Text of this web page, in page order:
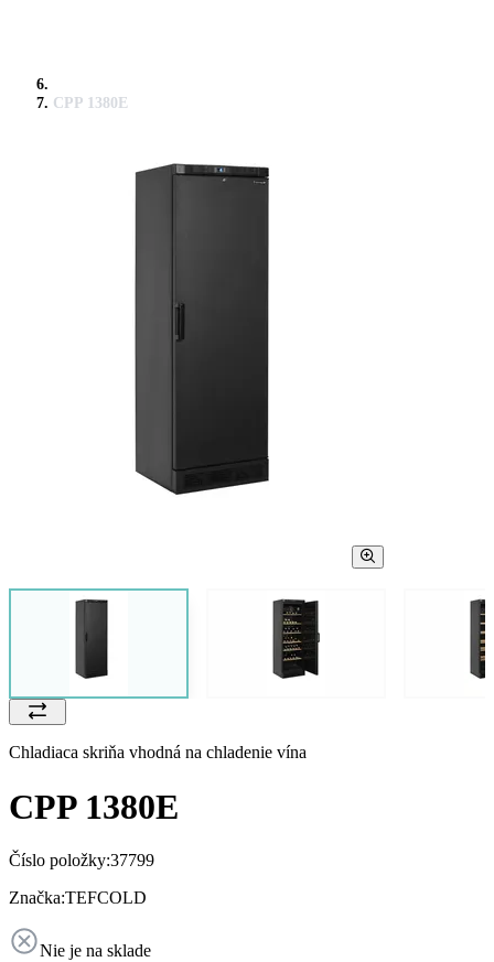
CPP 1380E
Chladiaca skriňa vhodná na chladenie vína
CPP 1380E
Číslo položky:37799
Značka:TEFCOLD
Nie je na sklade